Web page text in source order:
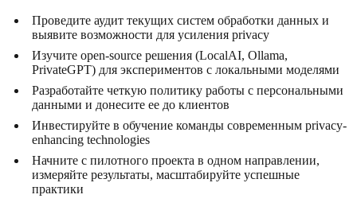
Проведите аудит текущих систем обработки данных и
выявите возможности для усиления privacy
Изучите open-source решения (LocalAI, Ollama,
PrivateGPT) для экспериментов с локальными моделями
Разработайте четкую политику работы с персональными
данными и донесите ее до клиентов
Инвестируйте в обучение команды современным privacy-
enhancing technologies
Начните с пилотного проекта в одном направлении,
измеряйте результаты, масштабируйте успешные
практики